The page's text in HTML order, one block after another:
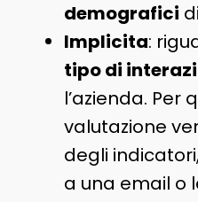
demografici
Implicita:
tipo di
l’azienda. Per
valutazione
degli
a una email o